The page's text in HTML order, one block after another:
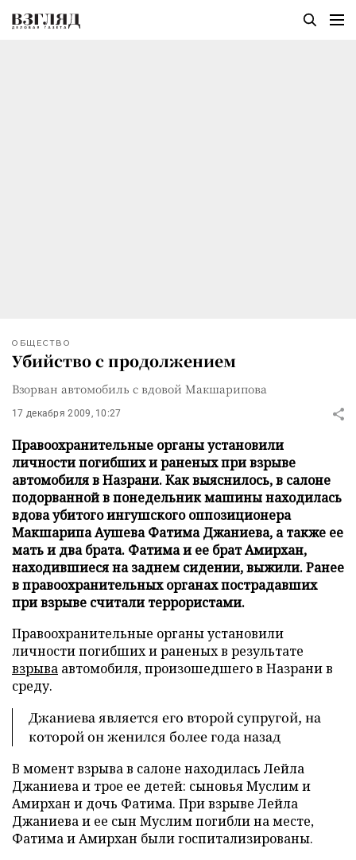
ОБЩЕСТВО
Убийство с продолжением
Взорван автомобиль с вдовой Макшарипова
17 декабря 2009, 10:27
Правоохранительные органы установили
личности погибших и раненых при взрыве
автомобиля в Назрани. Как выяснилось, в салоне
подорванной в понедельник машины находилась
вдова убитого ингушского оппозиционера
Макшарипа Аушева Фатима Джаниева, а также ее
мать и два брата. Фатима и ее брат Амирхан,
находившиеся на заднем сидении, выжили. Ранее
в правоохранительных органах пострадавших
при взрыве считали террористами.
Правоохранительные органы установили
личности погибших и раненых в результате
взрыва автомобиля, произошедшего в Назрани в
среду.
Джаниева является его второй супругой, на
которой он женился более года назад
В момент взрыва в салоне находилась Лейла
Джаниева и трое ее детей: сыновья Муслим и
Амирхан и дочь Фатима. При взрыве Лейла
Джаниева и ее сын Муслим погибли на месте,
Фатима и Амирхан были госпитализированы.